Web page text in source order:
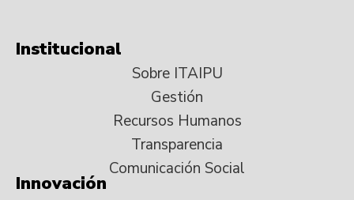
Institucional
Sobre ITAIPU
Gestión
Recursos Humanos
Transparencia
Comunicación Social
Innovación